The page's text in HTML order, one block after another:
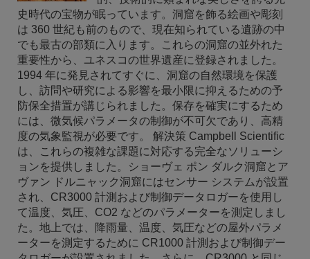
史時代の宝物が眠っています。洞窟を飾る絵画や彫刻
は 360 世紀も前のもので、現在知られている遺跡の中
でも最古の部類に入ります。これらの洞窟の並外れた
重要性から、ユネスコの世界遺産に登録されました。
1994 年に発見されてすぐに、洞窟の自然環境を保護
し、訪問や研究による影響を最小限に抑えるための予
防保全措置が講じられました。保存を確実にするため
には、微気候パラメータの制御が不可欠であり、高精
度の気象監視が必要です。 解決策 Campbell Scientific
は、これらの複雑な課題に対応する完全なソリューシ
ョンを提供しました。ショーヴェ ポン ダルク洞窟とア
ヴァン ドルニャック洞窟にはセンサー システムが設置
され、CR3000 計測および制御データロガーを使用し
て温度、気圧、CO2 などのパラメーターを測定しまし
た。地上では、降雨量、温度、気圧などの屋外パラメ
ーターを測定するために CR1000 計測および制御デー